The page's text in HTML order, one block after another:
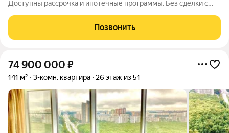
Доступны рассрочка и ипотечные программы. Без сделки с
Комплекс премиум-класса. Продаётся 2-к квартира номер 1031
общей площадью 60.5 кв.м. на
Позвонить
74 900 000 ₽
141 м² 3-комн. квартира 26 этаж из 51